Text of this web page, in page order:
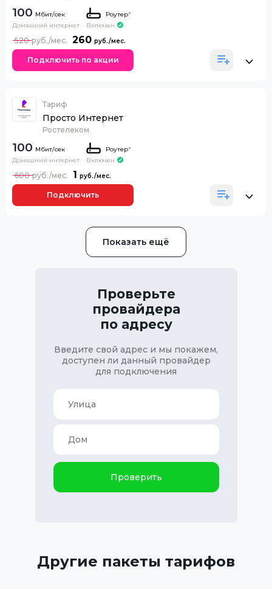
100
Домашний интернет
Роутер*
Включен
260
520
Подключить по акции
Тариф
Просто Интернет
Ростелеком
100
Домашний интернет
Роутер*
Включен
1
600
Подключить
Показать ещё
Проверьте
провайдера
по адресу
Введите свой адрес и мы покажем,
доступен ли данный провайдер
для подключения
Проверить
Другие пакеты тарифов